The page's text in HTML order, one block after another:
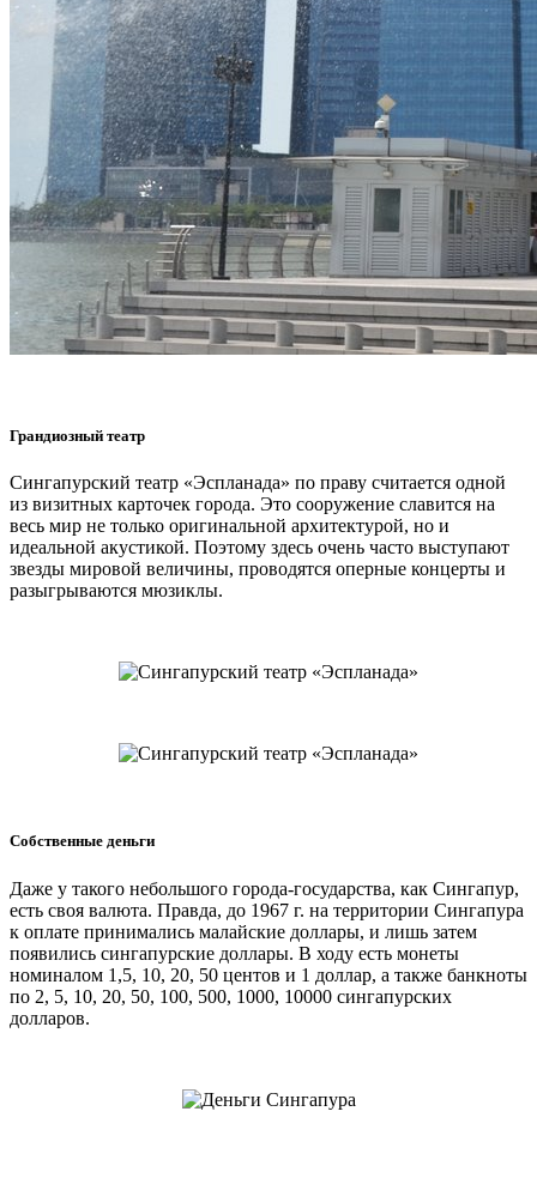
Грандиозный театр
Сингапурский театр «Эспланада» по праву считается одной
из визитных карточек города. Это сооружение славится на
весь мир не только оригинальной архитектурой, но и
идеальной акустикой. Поэтому здесь очень часто выступают
звезды мировой величины, проводятся оперные концерты и
разыгрываются мюзиклы.
Собственные деньги
Даже у такого небольшого города-государства, как Сингапур,
есть своя валюта. Правда, до 1967 г. на территории Сингапура
к оплате принимались малайские доллары, и лишь затем
появились сингапурские доллары. В ходу есть монеты
номиналом 1,5, 10, 20, 50 центов и 1 доллар, а также банкноты
по 2, 5, 10, 20, 50, 100, 500, 1000, 10000 сингапурских
долларов.